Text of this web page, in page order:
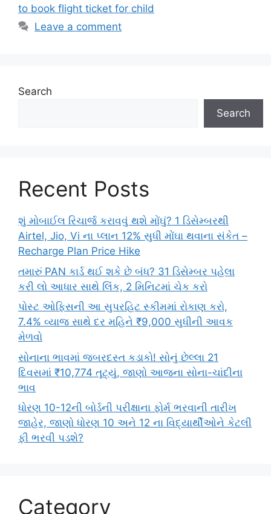
to book flight ticket for child
Leave a comment
Search
Search
Recent Posts
શું મોબાઈલ રિચાર્જ કરાવવું થશે મોંઘું? 1 ડિસેમ્બરથી
Airtel, Jio, Vi ના પ્લાન 12% સુધી મોંઘા થવાના સંકેત –
Recharge Plan Price Hike
તમારું PAN કાર્ડ થઈ શકે છે બંધ? 31 ડિસેમ્બર પહેલા
કરી લો આધાર સાથે લિંક, 2 મિનિટમાં ચેક કરો
પોસ્ટ ઓફિસની આ સુપરહિટ સ્કીમમાં રોકાણ કરો,
7.4% વ્યાજ સાથે દર મહિને ₹9,000 સુધીની આવક
મેળવો
સોનાના ભાવમાં જબરદસ્ત કડાકો! સોનું છેલ્લા 21
દિવસમાં ₹10,774 તૂટ્યું, જાણો આજના સોના-ચાંદીના
ભાવ
ધોરણ 10-12ની બોર્ડની પરીક્ષાના ફોર્મ ભરવાની તારીખ
જાહેર, જાણો ધોરણ 10 અને 12 ના વિદ્યાર્થીઓને કેટલી
ફી ભરવી પડશે?
Category